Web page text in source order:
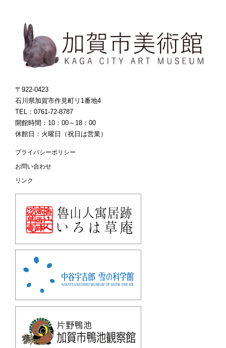
〒922-0423
石川県加賀市作見町リ1番地4
TEL：0761-72-8787
開館時間：10：00～18：00
休館日：火曜日（祝日は営業）
プライバシーポリシー
お問い合わせ
リンク